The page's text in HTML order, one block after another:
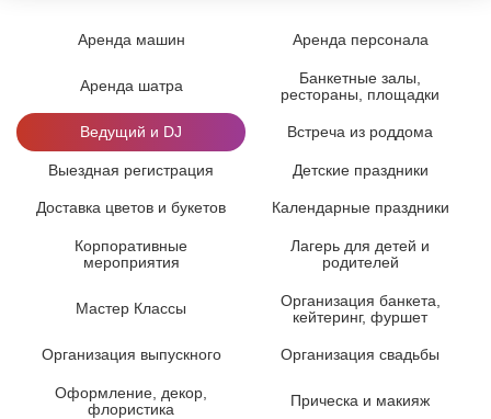
Аренда машин Аренда персонала
Аренда шатра
Банкетные залы,
рестораны, площадки
Ведущий и DJ Встреча из роддома
Выездная регистрация Детские праздники
Доставка цветов и букетов Календарные праздники
Корпоративные
мероприятия
Лагерь для детей и
родителей
Мастер Классы
Организация банкета,
кейтеринг, фуршет
Организация выпускного Организация свадьбы
Оформление, декор,
флористика
Прическа и макияж